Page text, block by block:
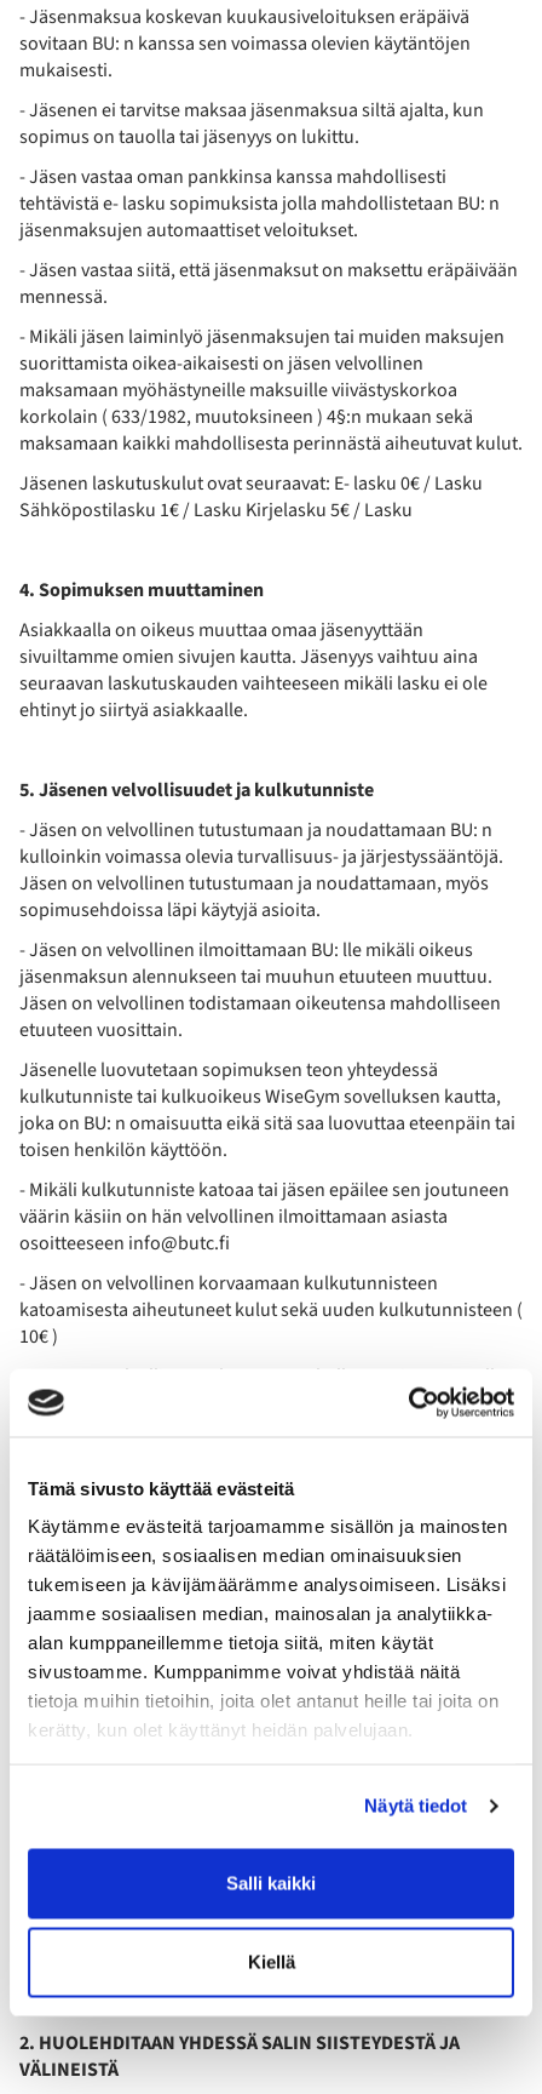
Tämä sivusto käyttää evästeitä
Käytämme evästeitä tarjoamamme sisällön ja mainosten
räätälöimiseen, sosiaalisen median ominaisuuksien
tukemiseen ja kävijämäärämme analysoimiseen. Lisäksi
jaamme sosiaalisen median, mainosalan ja analytiikka-
alan kumppaneillemme tietoja siitä, miten käytät
sivustoamme. Kumppanimme voivat yhdistää näitä
tietoja muihin tietoihin, joita olet antanut heille tai joita on
kerätty, kun olet käyttänyt heidän palvelujaan.
Näytä tiedot
Salli kaikki
Kiellä
- Jäsenmaksua koskevan kuukausiveloituksen eräpäivä
sovitaan BU: n kanssa sen voimassa olevien käytäntöjen
mukaisesti.
- Jäsenen ei tarvitse maksaa jäsenmaksua siltä ajalta, kun
sopimus on tauolla tai jäsenyys on lukittu.
- Jäsen vastaa oman pankkinsa kanssa mahdollisesti
tehtävistä e- lasku sopimuksista jolla mahdollistetaan BU: n
jäsenmaksujen automaattiset veloitukset.
- Jäsen vastaa siitä, että jäsenmaksut on maksettu eräpäivään
mennessä.
- Mikäli jäsen laiminlyö jäsenmaksujen tai muiden maksujen
suorittamista oikea-aikaisesti on jäsen velvollinen
maksamaan myöhästyneille maksuille viivästyskorkoa
korkolain ( 633/1982, muutoksineen ) 4§:n mukaan sekä
maksamaan kaikki mahdollisesta perinnästä aiheutuvat kulut.
Jäsenen laskutuskulut ovat seuraavat: E- lasku 0€ / Lasku
Sähköpostilasku 1€ / Lasku Kirjelasku 5€ / Lasku
4. Sopimuksen muuttaminen
Asiakkaalla on oikeus muuttaa omaa jäsenyyttään
sivuiltamme omien sivujen kautta. Jäsenyys vaihtuu aina
seuraavan laskutuskauden vaihteeseen mikäli lasku ei ole
ehtinyt jo siirtyä asiakkaalle.
5. Jäsenen velvollisuudet ja kulkutunniste
- Jäsen on velvollinen tutustumaan ja noudattamaan BU: n
kulloinkin voimassa olevia turvallisuus- ja järjestyssääntöjä.
Jäsen on velvollinen tutustumaan ja noudattamaan, myös
sopimusehdoissa läpi käytyjä asioita.
- Jäsen on velvollinen ilmoittamaan BU: lle mikäli oikeus
jäsenmaksun alennukseen tai muuhun etuuteen muuttuu.
Jäsen on velvollinen todistamaan oikeutensa mahdolliseen
etuuteen vuosittain.
Jäsenelle luovutetaan sopimuksen teon yhteydessä
kulkutunniste tai kulkuoikeus WiseGym sovelluksen kautta,
joka on BU: n omaisuutta eikä sitä saa luovuttaa eteenpäin tai
toisen henkilön käyttöön.
- Mikäli kulkutunniste katoaa tai jäsen epäilee sen joutuneen
väärin käsiin on hän velvollinen ilmoittamaan asiasta
osoitteeseen info@butc.fi
- Jäsen on velvollinen korvaamaan kulkutunnisteen
katoamisesta aiheutuneet kulut sekä uuden kulkutunnisteen (
10€ )
- Jäsen on velvollinen palauttamaan kulkutunnisteen BU: lle
jäsenyyden päättyessä. Tunniste tulee palauttaa kuukauden
oma nimi. Esim. kirjekuoressa tai teipillä mikä tunnisteessa
suuruinen maksu.
- Jäsen sitoutuu todistamaan henkilöllisyytensä tarvittaessa.
- Jäsen on velvollinen huolehtimaan riittävästä
vakuutusturvasta mahdollisten henkilö- tai
omaisuusvahinkojenvaralta.
- Suorituskykyä kohottavien aineiden, huumausaineiden tai
alkoholin käyttö taikka esiintyminen kyseisten aineiden
1. TAATAAN KAIKKIEN TURVALLISUUS
Jokainen treenaaja on ensisijaisesti vastuussa siitä, ettei oma
harjoittelu aiheuta vaaratilanteita itselle tai muille.
Huolimattomuus ja toistuvat vaaratilanteet voivat johtaa
2. HUOLEHDITAAN YHDESSÄ SALIN SIISTEYDESTÄ JA
VÄLINEISTÄ